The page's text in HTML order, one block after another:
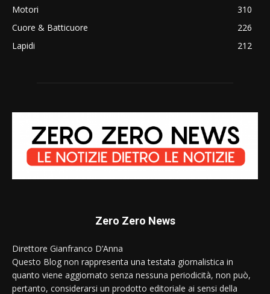
Motori
310
Cuore & Batticuore
226
Lapidi
212
Zero Zero News
Direttore Gianfranco D’Anna
Questo Blog non rappresenta una testata giornalistica in
quanto viene aggiornato senza nessuna periodicità, non può,
pertanto, considerarsi un prodotto editoriale ai sensi della